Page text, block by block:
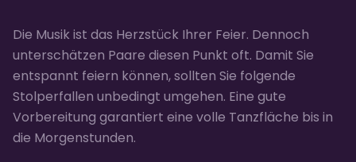
Die Musik ist das Herzstück Ihrer Feier. Dennoch
unterschätzen Paare diesen Punkt oft. Damit Sie
entspannt feiern können, sollten Sie folgende
Stolperfallen unbedingt umgehen. Eine gute
Vorbereitung garantiert eine volle Tanzfläche bis in
die Morgenstunden.